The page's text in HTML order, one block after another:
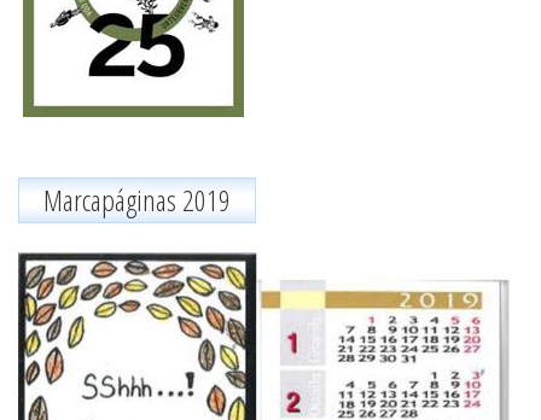
Marcapáginas 2019